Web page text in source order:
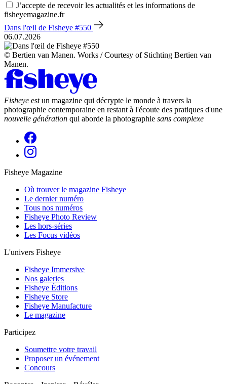
J’accepte de recevoir les actualités et les informations de
fisheyemagazine.fr
Dans l'œil de Fisheye #550
06.07.2026
© Bertien van Manen. Works / Courtesy of Stichting Bertien van
Manen.
Fisheye est un magazine qui décrypte le monde à travers la
photographie contemporaine en restant à l'écoute des pratiques d'une
nouvelle génération qui aborde la photographie sans complexe
Fisheye Magazine
Où trouver le magazine Fisheye
Le dernier numéro
Tous nos numéros
Fisheye Photo Review
Les hors-séries
Les Focus vidéos
L'univers Fisheye
Fisheye Immersive
Nos galeries
Fisheye Éditions
Fisheye Store
Fisheye Manufacture
Le magazine
Participez
Soumettre votre travail
Proposer un événement
Concours